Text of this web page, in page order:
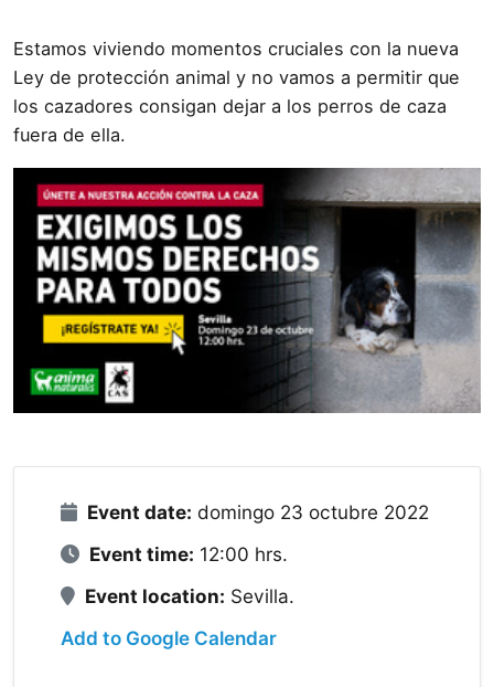
Estamos viviendo momentos cruciales con la nueva
Ley de protección animal y no vamos a permitir que
los cazadores consigan dejar a los perros de caza
fuera de ella.
Event date: domingo 23 octubre 2022
Event time: 12:00 hrs.
Event location: Sevilla.
Add to Google Calendar